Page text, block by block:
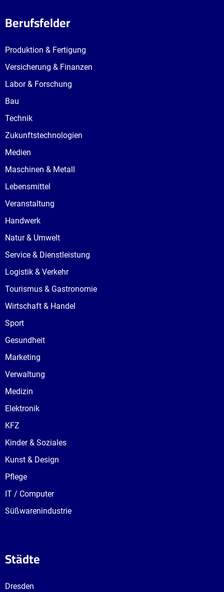
Berufsfelder
Produktion & Fertigung
Versicherung & Finanzen
Labor & Forschung
Bau
Technik
Zukunftstechnologien
Medien
Maschinen & Metall
Lebensmittel
Veranstaltung
Handwerk
Natur & Umwelt
Service & Dienstleistung
Logistik & Verkehr
Tourismus & Gastronomie
Wirtschaft & Handel
Sport
Gesundheit
Marketing
Verwaltung
Medizin
Elektronik
KFZ
Kinder & Soziales
Kunst & Design
Pflege
IT / Computer
Süßwarenindustrie
Städte
Dresden